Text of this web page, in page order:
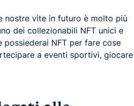
nostre vite in futuro è molto più
dei collezionabili NFT unici e
NFT per fare cose
a eventi sportivi, giocare